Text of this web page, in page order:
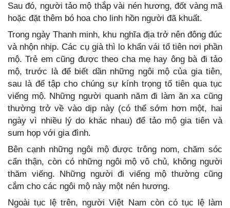
Sau đó, người tảo mộ thắp vài nén hương, đốt vàng mã
hoặc đặt thêm bó hoa cho linh hồn người đã khuất.
Trong ngày Thanh minh, khu nghĩa địa trở nên đông đúc
và nhộn nhịp. Các cụ già thì lo khấn vái tổ tiên nơi phần
mộ. Trẻ em cũng được theo cha mẹ hay ông bà đi tảo
mộ, trước là để biết dần những ngôi mộ của gia tiên,
sau là để tập cho chúng sự kính trọng tổ tiên qua tục
viếng mộ. Những người quanh năm đi làm ăn xa cũng
thường trở về vào dịp này (có thể sớm hơn một, hai
ngày vì nhiều lý do khác nhau) để tảo mộ gia tiên và
sum họp với gia đình.
Bên cạnh những ngôi mộ được trông nom, chăm sóc
cẩn thận, còn có những ngôi mộ vô chủ, không người
thăm viếng. Những người đi viếng mộ thường cũng
cắm cho các ngôi mộ này một nén hương.
Ngoài tục lệ trên, người Việt Nam còn có tục lệ làm